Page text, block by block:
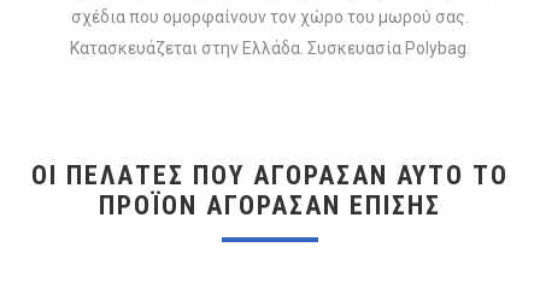
σχέδια που ομορφαίνουν τον χώρο του μωρού σας.
Κατασκευάζεται στην Ελλάδα. Συσκευασία Polybag.
ΟΙ ΠΕΛΆΤΕΣ ΠΟΥ ΑΓΌΡΑΣΑΝ ΑΥΤΌ ΤΟ
ΠΡΟΪΌΝ ΑΓΌΡΑΣΑΝ ΕΠΊΣΗΣ